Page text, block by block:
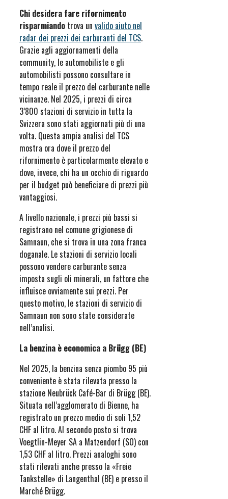
Chi desidera fare rifornimento
risparmiando trova un valido aiuto nel
radar dei prezzi dei carburanti del TCS.
Grazie agli aggiornamenti della
community, le automobiliste e gli
automobilisti possono consultare in
tempo reale il prezzo del carburante nelle
vicinanze. Nel 2025, i prezzi di circa
3’800 stazioni di servizio in tutta la
Svizzera sono stati aggiornati più di una
volta. Questa ampia analisi del TCS
mostra ora dove il prezzo del
rifornimento è particolarmente elevato e
dove, invece, chi ha un occhio di riguardo
per il budget può beneficiare di prezzi più
vantaggiosi.
A livello nazionale, i prezzi più bassi si
registrano nel comune grigionese di
Samnaun, che si trova in una zona franca
doganale. Le stazioni di servizio locali
possono vendere carburante senza
imposta sugli oli minerali, un fattore che
influisce ovviamente sui prezzi. Per
questo motivo, le stazioni di servizio di
Samnaun non sono state considerate
nell’analisi.
La benzina è economica a Brügg (BE)
Nel 2025, la benzina senza piombo 95 più
conveniente è stata rilevata presso la
stazione Neubrück Café-Bar di Brügg (BE).
Situata nell’agglomerato di Bienne, ha
registrato un prezzo medio di soli 1,52
CHF al litro. Al secondo posto si trova
Voegtlin-Meyer SA a Matzendorf (SO) con
1,53 CHF al litro. Prezzi analoghi sono
stati rilevati anche presso la «Freie
Tankstelle» di Langenthal (BE) e presso il
Marché Brügg.